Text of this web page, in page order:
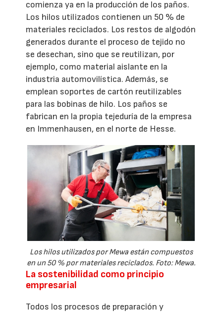
comienza ya en la producción de los paños.
Los hilos utilizados contienen un 50 % de
materiales reciclados. Los restos de algodón
generados durante el proceso de tejido no
se desechan, sino que se reutilizan, por
ejemplo, como material aislante en la
industria automovilística. Además, se
emplean soportes de cartón reutilizables
para las bobinas de hilo. Los paños se
fabrican en la propia tejeduría de la empresa
en Immenhausen, en el norte de Hesse.
Los hilos utilizados por Mewa están compuestos
en un 50 % por materiales reciclados. Foto: Mewa.
La sostenibilidad como principio
empresarial
Todos los procesos de preparación y